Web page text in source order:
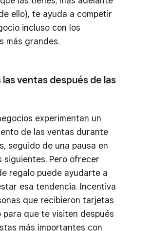
ello), te ayuda a competir
incluso con los
más grandes.
las ventas después de las
experimentan un
de las ventas durante
seguido de una pausa en
siguientes. Pero ofrecer
regalo puede ayudarte a
esa tendencia. Incentiva
que recibieron tarjetas
para que te visiten después
más importantes con